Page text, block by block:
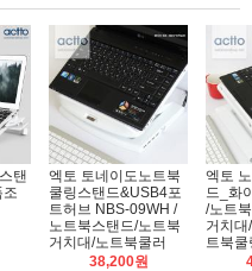
탠
조
엑토 토네이도노트북
쿨링스탠드&USB4포
트허브 NBS-09WH /
노트북스탠드/노트북
거치대/노트북쿨러
38,200원
엑토
드_화
/노트
거치
트북